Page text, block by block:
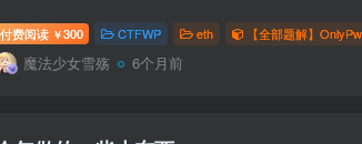
付费阅读 ￥300 CTFWP eth 【全部题解】
魔法少女雪殇 6个月前